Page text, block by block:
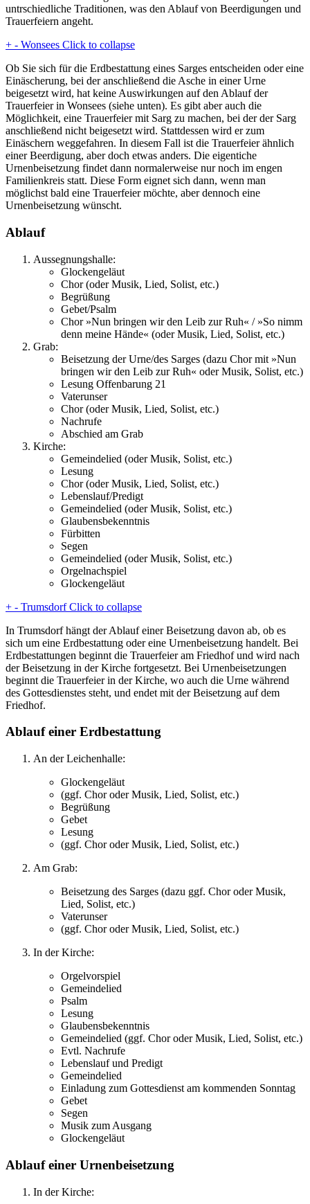
untrschiedliche Traditionen, was den Ablauf von Beerdigungen und
Trauerfeiern angeht.
+ - Wonsees Click to collapse
Ob Sie sich für die Erdbestattung eines Sarges entscheiden oder eine
Einäscherung, bei der anschließend die Asche in einer Urne
beigesetzt wird, hat keine Auswirkungen auf den Ablauf der
Trauerfeier in Wonsees (siehe unten). Es gibt aber auch die
Möglichkeit, eine Trauerfeier mit Sarg zu machen, bei der der Sarg
anschließend nicht beigesetzt wird. Stattdessen wird er zum
Einäschern weggefahren. In diesem Fall ist die Trauerfeier ähnlich
einer Beerdigung, aber doch etwas anders. Die eigentiche
Urnenbeisetzung findet dann normalerweise nur noch im engen
Familienkreis statt. Diese Form eignet sich dann, wenn man
möglichst bald eine Trauerfeier möchte, aber dennoch eine
Urnenbeisetzung wünscht.
Ablauf
Aussegnungshalle:
Glockengeläut
Chor (oder Musik, Lied, Solist, etc.)
Begrüßung
Gebet/Psalm
Chor »Nun bringen wir den Leib zur Ruh« / »So nimm
denn meine Hände« (oder Musik, Lied, Solist, etc.)
Grab:
Beisetzung der Urne/des Sarges (dazu Chor mit »Nun
bringen wir den Leib zur Ruh« oder Musik, Solist, etc.)
Lesung Offenbarung 21
Vaterunser
Chor (oder Musik, Lied, Solist, etc.)
Nachrufe
Abschied am Grab
Kirche:
Gemeindelied (oder Musik, Solist, etc.)
Lesung
Chor (oder Musik, Lied, Solist, etc.)
Lebenslauf/Predigt
Gemeindelied (oder Musik, Solist, etc.)
Glaubensbekenntnis
Fürbitten
Segen
Gemeindelied (oder Musik, Solist, etc.)
Orgelnachspiel
Glockengeläut
+ - Trumsdorf Click to collapse
In Trumsdorf hängt der Ablauf einer Beisetzung davon ab, ob es
sich um eine Erdbestattung oder eine Urnenbeisetzung handelt. Bei
Erdbestattungen beginnt die Trauerfeier am Friedhof und wird nach
der Beisetzung in der Kirche fortgesetzt. Bei Urnenbeisetzungen
beginnt die Trauerfeier in der Kirche, wo auch die Urne während
des Gottesdienstes steht, und endet mit der Beisetzung auf dem
Friedhof.
Ablauf einer Erdbestattung
An der Leichenhalle:
Glockengeläut
(ggf. Chor oder Musik, Lied, Solist, etc.)
Begrüßung
Gebet
Lesung
(ggf. Chor oder Musik, Lied, Solist, etc.)
Am Grab:
Beisetzung des Sarges (dazu ggf. Chor oder Musik,
Lied, Solist, etc.)
Vaterunser
(ggf. Chor oder Musik, Lied, Solist, etc.)
In der Kirche:
Orgelvorspiel
Gemeindelied
Psalm
Lesung
Glaubensbekenntnis
Gemeindelied (ggf. Chor oder Musik, Lied, Solist, etc.)
Evtl. Nachrufe
Lebenslauf und Predigt
Gemeindelied
Einladung zum Gottesdienst am kommenden Sonntag
Gebet
Segen
Musik zum Ausgang
Glockengeläut
Ablauf einer Urnenbeisetzung
In der Kirche: